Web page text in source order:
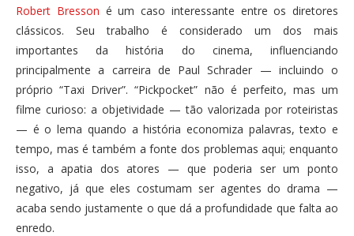
Robert Bresson é um caso interessante entre os diretores
clássicos. Seu trabalho é considerado um dos mais
importantes da história do cinema, influenciando
principalmente a carreira de Paul Schrader — incluindo o
próprio “Taxi Driver”. “Pickpocket” não é perfeito, mas um
filme curioso: a objetividade — tão valorizada por roteiristas
— é o lema quando a história economiza palavras, texto e
tempo, mas é também a fonte dos problemas aqui; enquanto
isso, a apatia dos atores — que poderia ser um ponto
negativo, já que eles costumam ser agentes do drama —
acaba sendo justamente o que dá a profundidade que falta ao
enredo.